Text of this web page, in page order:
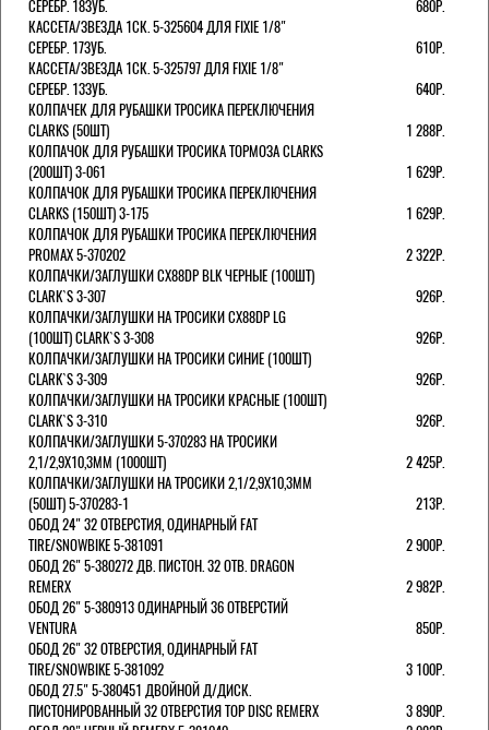
СЕРЕБР. 18ЗУБ.
680Р.
КАССЕТА/ЗВЕЗДА 1СК. 5-325604 ДЛЯ FIXIE 1/8"
СЕРЕБР. 17ЗУБ.
610Р.
КАССЕТА/ЗВЕЗДА 1СК. 5-325797 ДЛЯ FIXIE 1/8"
СЕРЕБР. 13ЗУБ.
640Р.
КОЛПАЧЕК ДЛЯ РУБАШКИ ТРОСИКА ПЕРЕКЛЮЧЕНИЯ
CLARKS (50ШТ)
1 288Р.
КОЛПАЧОК ДЛЯ РУБАШКИ ТРОСИКА ТОРМОЗА CLARKS
(200ШТ) 3-061
1 629Р.
КОЛПАЧОК ДЛЯ РУБАШКИ ТРОСИКА ПЕРЕКЛЮЧЕНИЯ
CLARKS (150ШТ) 3-175
1 629Р.
КОЛПАЧОК ДЛЯ РУБАШКИ ТРОСИКА ПЕРЕКЛЮЧЕНИЯ
PROMAX 5-370202
2 322Р.
КОЛПАЧКИ/3АГЛУШКИ CX88DP BLK ЧЕРНЫЕ (100ШТ)
CLARK`S 3-307
926Р.
КОЛПАЧКИ/3АГЛУШКИ НА ТРОСИКИ CX88DP LG
(100ШТ) CLARK`S 3-308
926Р.
КОЛПАЧКИ/3АГЛУШКИ НА ТРОСИКИ СИНИЕ (100ШТ)
CLARK`S 3-309
926Р.
КОЛПАЧКИ/3АГЛУШКИ НА ТРОСИКИ КРАСНЫЕ (100ШТ)
CLARK`S 3-310
926Р.
КОЛПАЧКИ/3АГЛУШКИ 5-370283 НА ТРОСИКИ
2,1/2,9Х10,3ММ (1000ШТ)
2 425Р.
КОЛПАЧКИ/3АГЛУШКИ НА ТРОСИКИ 2,1/2,9Х10,3ММ
(50ШТ) 5-370283-1
213Р.
ОБОД 24" 32 ОТВЕРСТИЯ, ОДИНАРНЫЙ FAT
TIRE/SNOWBIKE 5-381091
2 900Р.
ОБОД 26" 5-380272 ДВ. ПИСТОН. 32 ОТВ. DRAGON
REMERX
2 982Р.
ОБОД 26" 5-380913 ОДИНАРНЫЙ 36 ОТВЕРСТИЙ
VENTURA
850Р.
ОБОД 26" 32 ОТВЕРСТИЯ, ОДИНАРНЫЙ FAT
TIRE/SNOWBIKE 5-381092
3 100Р.
ОБОД 27.5" 5-380451 ДВОЙНОЙ Д/ДИСК.
ПИСТОНИРОВАННЫЙ 32 ОТВЕРСТИЯ TOP DISC REMERX
3 890Р.